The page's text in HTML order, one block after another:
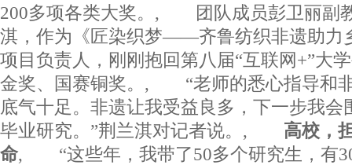
200多项各类大奖。, 团队成员彭卫丽副
淇，作为《匠染织梦——齐鲁纺织非遗助力
项目负责人，刚刚抱回第八届“互联网+”大
金奖、国赛铜奖。, “老师的悉心指导和
底气十足。非遗让我受益良多，下一步我会
毕业研究。”荆兰淇对记者说。, 高校，
命, “这些年，我带了50多个研究生，有